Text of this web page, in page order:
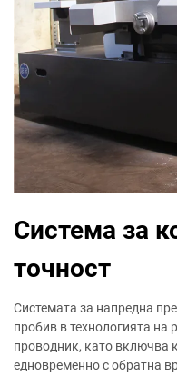
Система за
точност
Системата за напредна
пробив в технологията на
проводник, като включва
едновременно с обратна